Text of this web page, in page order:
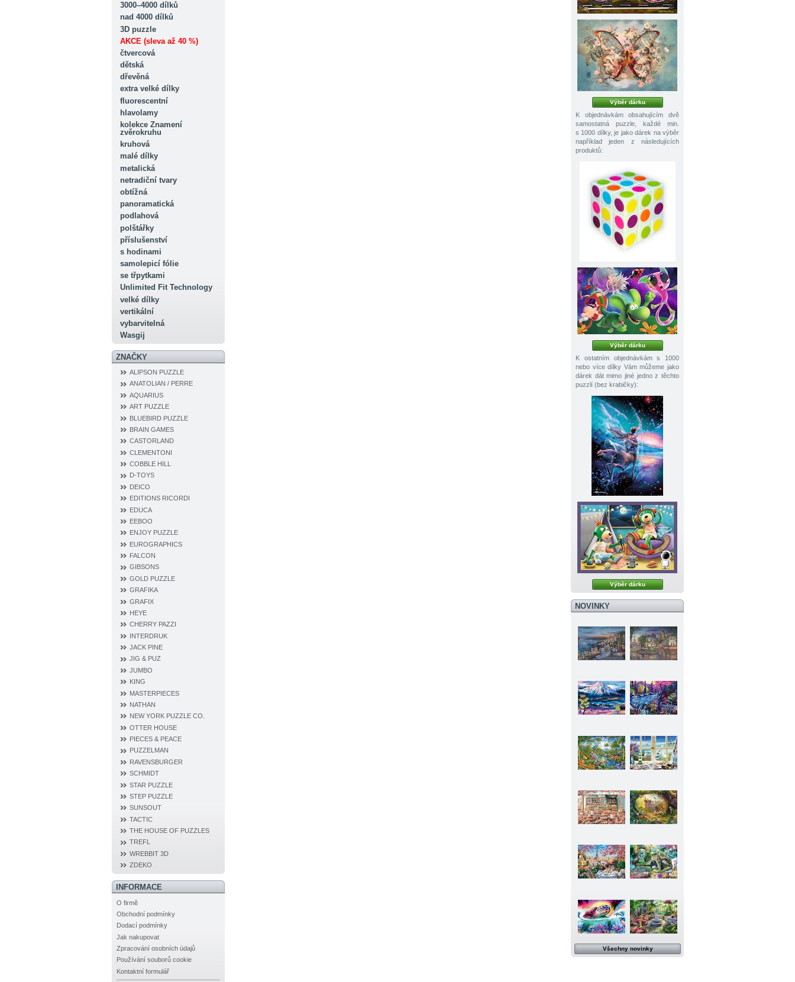
3000–4000 dílků
nad 4000 dílků
3D puzzle
AKCE (sleva až 40 %)
čtvercová
dětská
dřevěná
extra velké dílky
fluorescentní
hlavolamy
kolekce Znamení
zvěrokruhu
kruhová
malé dílky
metalická
netradiční tvary
obtížná
panoramatická
podlahová
polštářky
příslušenství
s hodinami
samolepicí fólie
se třpytkami
Unlimited Fit Technology
velké dílky
vertikální
vybarvitelná
Wasgij
ZNAČKY
ALIPSON PUZZLE
ANATOLIAN / PERRE
AQUARIUS
ART PUZZLE
BLUEBIRD PUZZLE
BRAIN GAMES
CASTORLAND
CLEMENTONI
COBBLE HILL
D‐TOYS
DEICO
EDITIONS RICORDI
EDUCA
EEBOO
ENJOY PUZZLE
EUROGRAPHICS
FALCON
GIBSONS
GOLD PUZZLE
GRAFIKA
GRAFIX
HEYE
CHERRY PAZZI
INTERDRUK
JACK PINE
JIG & PUZ
JUMBO
KING
MASTERPIECES
NATHAN
NEW YORK PUZZLE CO.
OTTER HOUSE
PIECES & PEACE
PUZZELMAN
RAVENSBURGER
SCHMIDT
STAR PUZZLE
STEP PUZZLE
SUNSOUT
TACTIC
THE HOUSE OF PUZZLES
TREFL
WREBBIT 3D
ZDEKO
INFORMACE
O firmě
Obchodní podmínky
Dodací podmínky
Jak nakupovat
Zpracování osobních údajů
Používání souborů cookie
Kontaktní formulář
Výběr dárku
K objednávkám obsahujícím dvě
samostatná puzzle, každé min.
s 1000 dílky, je jako dárek na výběr
například jeden z následujících
produktů:
Výběr dárku
K ostatním objednávkám s 1000
nebo více dílky Vám můžeme jako
dárek dát mimo jiné jedno z těchto
puzzlí (bez krabičky):
Výběr dárku
NOVINKY
Všechny novinky